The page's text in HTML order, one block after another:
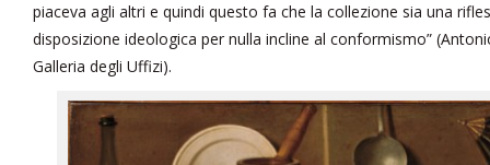
piaceva agli altri e quindi questo fa che la collezione sia una
disposizione ideologica per nulla incline al conformismo”
Galleria degli Uffizi).